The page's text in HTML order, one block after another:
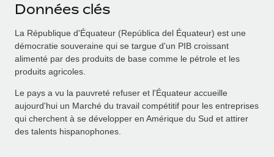
Données clés
La République d'Équateur (República del Équateur) est une
démocratie souveraine qui se targue d'un PIB croissant
alimenté par des produits de base comme le pétrole et les
produits agricoles.
Le pays a vu la pauvreté refuser et l'Équateur accueille
aujourd'hui un Marché du travail compétitif pour les entreprises
qui cherchent à se développer en Amérique du Sud et attirer
des talents hispanophones.